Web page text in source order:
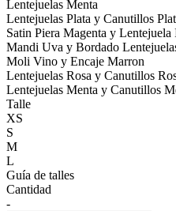
Lentejuelas Menta
Lentejuelas Plata y Canutillos
Satin Piera Magenta y Lentejuela
Mandi Uva y Bordado
Moli Vino y Encaje Marron
Lentejuelas Rosa y Canutillos
Lentejuelas Menta y Canutillos
Talle
XS
S
M
L
Guía de talles
Cantidad
-